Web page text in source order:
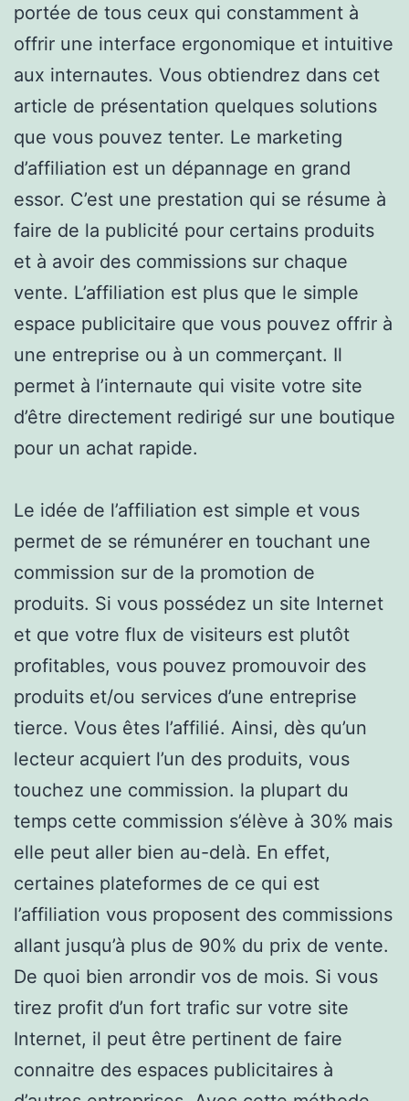
portée de tous ceux qui constamment à
offrir une interface ergonomique et intuitive
aux internautes. Vous obtiendrez dans cet
article de présentation quelques solutions
que vous pouvez tenter. Le marketing
d’affiliation est un dépannage en grand
essor. C’est une prestation qui se résume à
faire de la publicité pour certains produits
et à avoir des commissions sur chaque
vente. L’affiliation est plus que le simple
espace publicitaire que vous pouvez offrir à
une entreprise ou à un commerçant. Il
permet à l’internaute qui visite votre site
d’être directement redirigé sur une boutique
pour un achat rapide.
Le idée de l’affiliation est simple et vous
permet de se rémunérer en touchant une
commission sur de la promotion de
produits. Si vous possédez un site Internet
et que votre flux de visiteurs est plutôt
profitables, vous pouvez promouvoir des
produits et/ou services d’une entreprise
tierce. Vous êtes l’affilié. Ainsi, dès qu’un
lecteur acquiert l’un des produits, vous
touchez une commission. la plupart du
temps cette commission s’élève à 30% mais
elle peut aller bien au-delà. En effet,
certaines plateformes de ce qui est
l’affiliation vous proposent des commissions
allant jusqu’à plus de 90% du prix de vente.
De quoi bien arrondir vos de mois. Si vous
tirez profit d’un fort trafic sur votre site
Internet, il peut être pertinent de faire
connaitre des espaces publicitaires à